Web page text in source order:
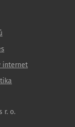
internet
r. o.